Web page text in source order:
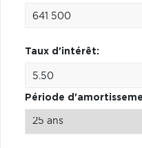
Taux d'intérêt:
Période